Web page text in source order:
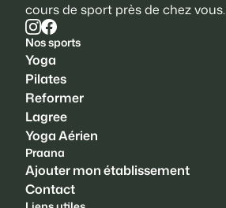
cours de sport près de chez vous.
Nos sports
Yoga
Pilates
Reformer
Lagree
Yoga Aérien
Praana
Ajouter mon établissement
Contact